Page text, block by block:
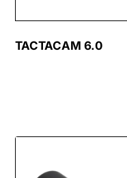
TACTACAM 6.0